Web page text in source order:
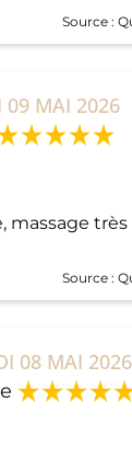
Source :
09 MAI 2026
Source :
08 MAI 2026